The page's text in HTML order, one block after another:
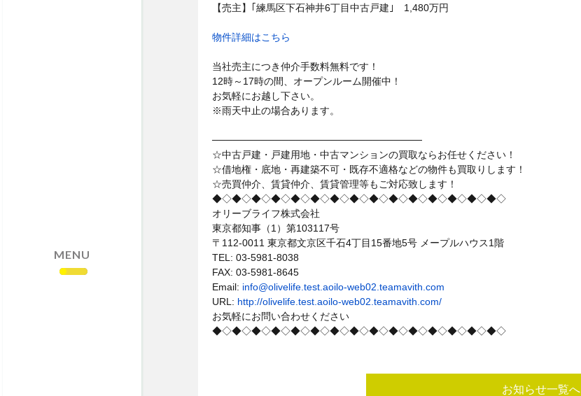
MENU
【売主】｢練馬区下石神井6丁目中古戸建｣ 1,480万円
物件詳細はこちら
当社売主につき仲介手数料無料です！
12時～17時の間、オープンルーム開催中！
お気軽にお越し下さい。
※雨天中止の場合あります。
──────────────────────────────
☆中古戸建・戸建用地・中古マンションの買取ならお任せください！
☆借地権・底地・再建築不可・既存不適格などの物件も買取りします！
☆売買仲介、賃貸仲介、賃貸管理等もご対応致します！
◆◇◆◇◆◇◆◇◆◇◆◇◆◇◆◇◆◇◆◇◆◇◆◇◆◇◆◇◆◇
オリーブライフ株式会社
東京都知事（1）第103117号
〒112-0011 東京都文京区千石4丁目15番地5号 メープルハウス1階
TEL: 03-5981-8038
FAX: 03-5981-8645
Email: info@olivelife.test.aoilo-web02.teamavith.com
URL: http://olivelife.test.aoilo-web02.teamavith.com/
お気軽にお問い合わせください
◆◇◆◇◆◇◆◇◆◇◆◇◆◇◆◇◆◇◆◇◆◇◆◇◆◇◆◇◆◇
お知らせ一覧へ